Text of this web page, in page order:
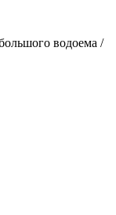
водоема /